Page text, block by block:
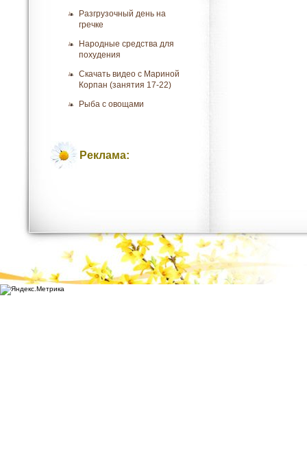
Разгрузочный день на
гречке
Народные средства для
похудения
Скачать видео с Мариной
Корпан (занятия 17-22)
Рыба с овощами
Реклама: